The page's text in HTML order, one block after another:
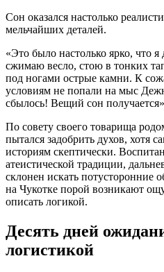
Сон оказался настолько
мельчайших деталей.
«Это было настолько ярко, что
сжимаю весло, стою в тонких
под ногами острые камни. К
условиям не попали на мыс
сбылось! Вещий сон
По совету своего товарища
пытался задобрить духов, хотя
историям скептически.
атеистической традиции,
склонен искать потусторонние
на Чукотке порой возникают
описать логикой.
Десять дней
логистикой